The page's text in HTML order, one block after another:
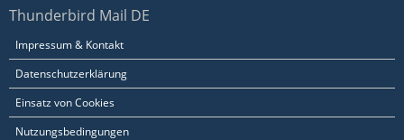
Thunderbird Mail DE
Impressum & Kontakt
Datenschutzerklärung
Einsatz von Cookies
Nutzungsbedingungen